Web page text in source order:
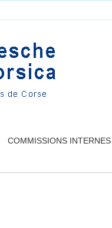
COMMISSIONS INTERNES